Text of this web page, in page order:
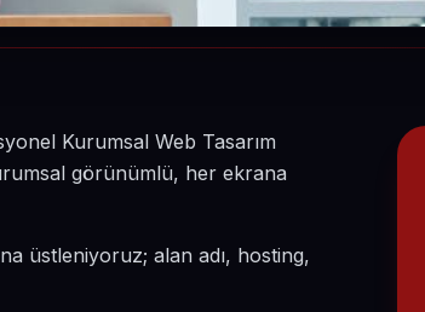
Kurumsal Web Tasarım
görünümlü, her ekrana
üstleniyoruz; alan adı, hosting,